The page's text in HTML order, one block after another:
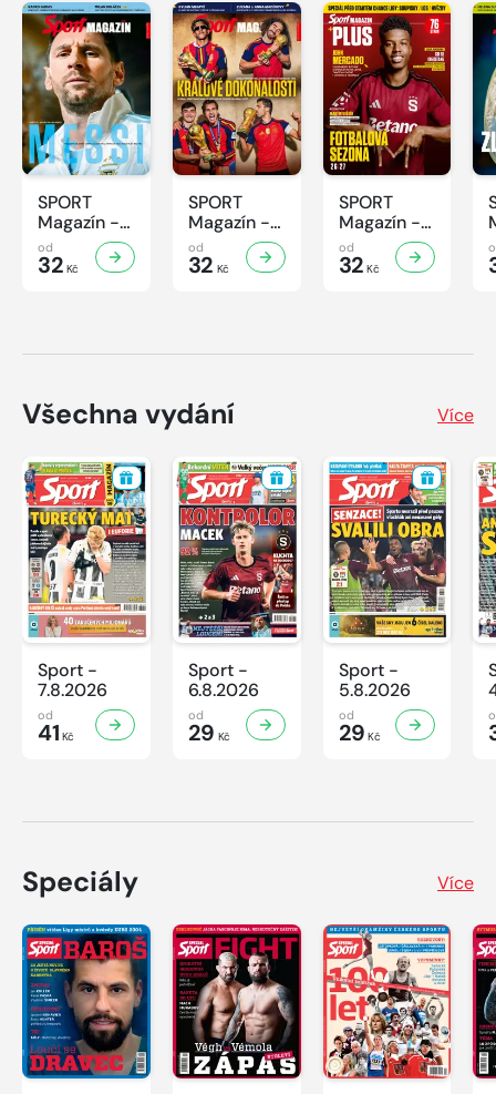
SPORT
Magazín -
32/2026
od
32 Kč
SPORT
Magazín -
31/2026
od
32 Kč
SPORT
Magazín -
30/2026
od
32 Kč
Všechna vydání Více
Sport -
7.8.2026
od
41 Kč
Sport -
6.8.2026
od
29 Kč
Sport -
5.8.2026
od
29 Kč
Speciály Více